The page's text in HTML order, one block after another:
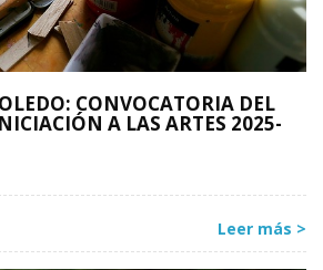
CONVOCATORIA DEL
A LAS ARTES 2025-
Leer más >